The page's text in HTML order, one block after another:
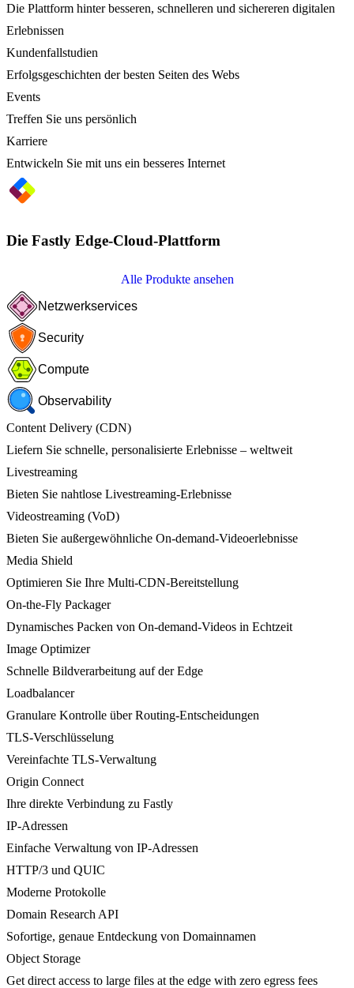
Die Plattform hinter besseren, schnelleren und sichereren digitalen
Erlebnissen
Kundenfallstudien
Erfolgsgeschichten der besten Seiten des Webs
Events
Treffen Sie uns persönlich
Karriere
Entwickeln Sie mit uns ein besseres Internet
Die Fastly Edge-Cloud-Plattform
Alle Produkte ansehen
Netzwerkservices
Security
Compute
Observability
Content Delivery (CDN)
Liefern Sie schnelle, personalisierte Erlebnisse – weltweit
Livestreaming
Bieten Sie nahtlose Livestreaming-Erlebnisse
Videostreaming (VoD)
Bieten Sie außergewöhnliche On-demand-Videoerlebnisse
Media Shield
Optimieren Sie Ihre Multi-CDN-Bereitstellung
On-the-Fly Packager
Dynamisches Packen von On-demand-Videos in Echtzeit
Image Optimizer
Schnelle Bildverarbeitung auf der Edge
Loadbalancer
Granulare Kontrolle über Routing-Entscheidungen
TLS-Verschlüsselung
Vereinfachte TLS-Verwaltung
Origin Connect
Ihre direkte Verbindung zu Fastly
IP-Adressen
Einfache Verwaltung von IP-Adressen
HTTP/3 und QUIC
Moderne Protokolle
Domain Research API
Sofortige, genaue Entdeckung von Domainnamen
Object Storage
Get direct access to large files at the edge with zero egress fees